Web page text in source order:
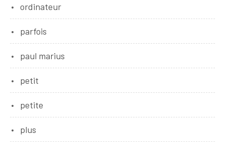
ordinateur
parfois
paul marius
petit
petite
plus